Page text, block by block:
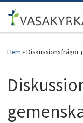
Hoppa till innehåll
Hem »Diskussionsfrågor